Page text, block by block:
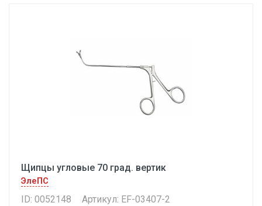
Щипцы угловые 70 град. вертик
ЭлеПС
ID: 0052148 Артикул: EF-03407-2